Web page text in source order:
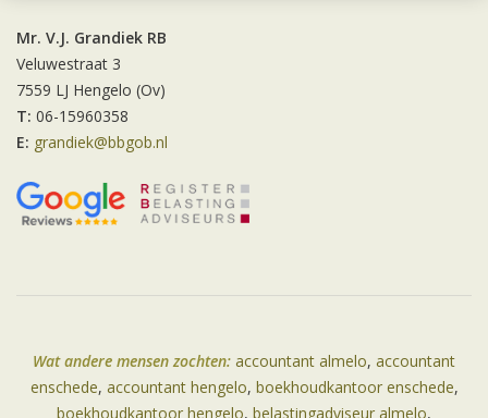
Mr. V.J. Grandiek RB
Veluwestraat 3
7559 LJ Hengelo (Ov)
T: 06-15960358
E: grandiek@bbgob.nl
Wat andere mensen zochten: accountant almelo, accountant
enschede, accountant hengelo, boekhoudkantoor enschede,
boekhoudkantoor hengelo, belastingadviseur almelo,